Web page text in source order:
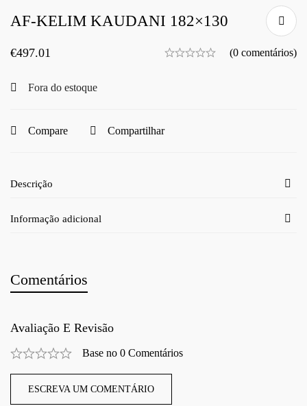
AF-KELIM KAUDANI 182×130
€497.01 (0 comentários)
Fora do estoque
Compare Compartilhar
Descrição
Informação adicional
Comentários
Avaliação E Revisão
Base no 0 Comentários
ESCREVA UM COMENTÁRIO